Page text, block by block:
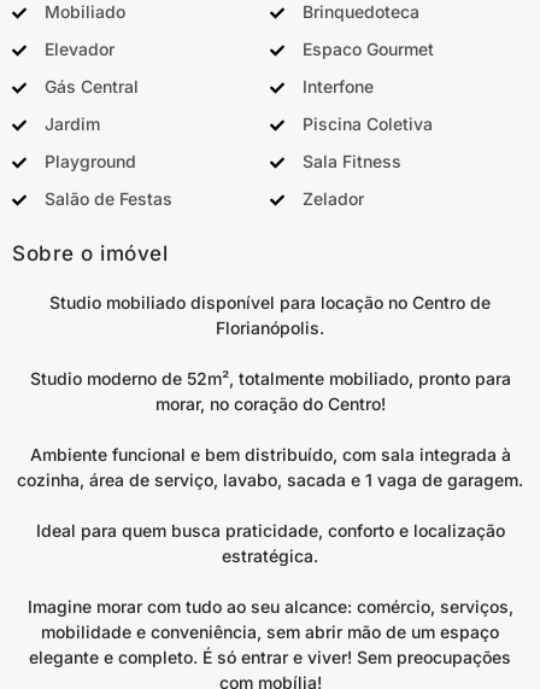
Mobiliado
Brinquedoteca
Elevador
Espaco Gourmet
Gás Central
Interfone
Jardim
Piscina Coletiva
Playground
Sala Fitness
Salão de Festas
Zelador
Sobre o imóvel
Studio mobiliado disponível para locação no Centro de
Florianópolis.
Studio moderno de 52m², totalmente mobiliado, pronto para
morar, no coração do Centro!
Ambiente funcional e bem distribuído, com sala integrada à
cozinha, área de serviço, lavabo, sacada e 1 vaga de garagem.
Ideal para quem busca praticidade, conforto e localização
estratégica.
Imagine morar com tudo ao seu alcance: comércio, serviços,
mobilidade e conveniência, sem abrir mão de um espaço
elegante e completo. É só entrar e viver! Sem preocupações
com mobília!